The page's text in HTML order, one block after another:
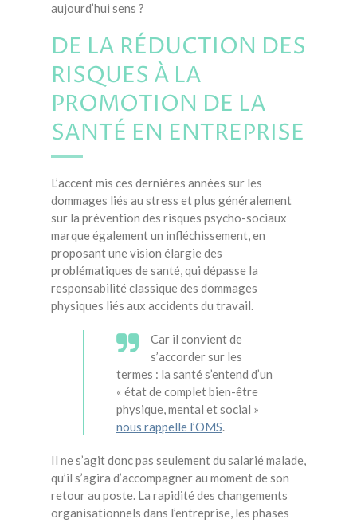
aujourd’hui sens ?
DE LA RÉDUCTION DES
RISQUES À LA
PROMOTION DE LA
SANTÉ EN ENTREPRISE
L’accent mis ces dernières années sur les
dommages liés au stress et plus généralement
sur la prévention des risques psycho-sociaux
marque également un infléchissement, en
proposant une vision élargie des
problématiques de santé, qui dépasse la
responsabilité classique des dommages
physiques liés aux accidents du travail.
Car il convient de
s’accorder sur les
termes : la santé s’entend d’un
« état de complet bien-être
physique, mental et social »
nous rappelle l’OMS.
Il ne s’agit donc pas seulement du salarié malade,
qu’il s’agira d’accompagner au moment de son
retour au poste. La rapidité des changements
organisationnels dans l’entreprise, les phases